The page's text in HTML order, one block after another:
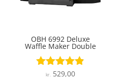
OBH 6992 Deluxe
Waffle Maker Double
Vurderet
kr. 529,00